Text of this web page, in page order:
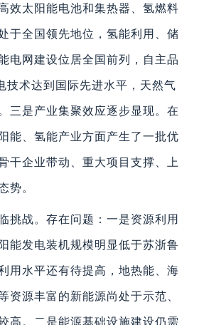
效太阳能电池和集热器、氢燃料
于全国领先地位，氢能利用、储
电网建设位居全国前列，自主品
技术达到国际先进水平，天然气
三是产业集聚效应逐步显现。在
能、氢能产业方面产生了一批优
干企业带动、重大项目支撑、上
势。
挑战。存在问题：一是资源利用
能发电装机规模明显低于苏浙鲁
用水平还有待提高，地热能、海
资源丰富的新能源尚处于示范、
高。二是能源基础设施建设仍需